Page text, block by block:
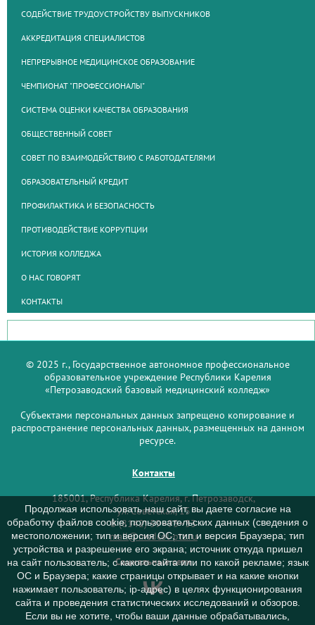
СОДЕЙСТВИЕ ТРУДОУСТРОЙСТВУ ВЫПУСКНИКОВ
АККРЕДИТАЦИЯ СПЕЦИАЛИСТОВ
НЕПРЕРЫВНОЕ МЕДИЦИНСКОЕ ОБРАЗОВАНИЕ
ЧЕМПИОНАТ "ПРОФЕССИОНАЛЫ"
СИСТЕМА ОЦЕНКИ КАЧЕСТВА ОБРАЗОВАНИЯ
ОБЩЕСТВЕННЫЙ СОВЕТ
СОВЕТ ПО ВЗАИМОДЕЙСТВИЮ С РАБОТОДАТЕЛЯМИ
ОБРАЗОВАТЕЛЬНЫЙ КРЕДИТ
ПРОФИЛАКТИКА И БЕЗОПАСНОСТЬ
ПРОТИВОДЕЙСТВИЕ КОРРУПЦИИ
ИСТОРИЯ КОЛЛЕДЖА
О НАС ГОВОРЯТ
КОНТАКТЫ
© 2025 г., Государственное автономное профессиональное
образовательное учреждение Республики Карелия
«Петрозаводский базовый медицинский колледж»
Субъектами персональных данных запрещено копирование и
распространение персональных данных, размещенных на данном
ресурсе.
Контакты
185001, Республика Карелия, г. Петрозаводск,
ул. Советская, 15
8 (8142) 59–93–33
mail@medcol-ptz.ru
Социальные сети
Продолжая использовать наш сайт, вы даете согласие на
обработку файлов cookie, пользовательских данных (сведения о
местоположении; тип и версия ОС; тип и версия Браузера; тип
устройства и разрешение его экрана; источник откуда пришел
на сайт пользователь; с какого сайта или по какой рекламе; язык
ОС и Браузера; какие страницы открывает и на какие кнопки
нажимает пользователь; ip-адрес) в целях функционирования
сайта и проведения статистических исследований и обзоров.
Если вы не хотите, чтобы ваши данные обрабатывались,